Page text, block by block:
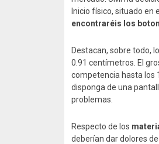
Inicio físico, situado en
encontraréis los
Destacan, sobre todo,
0.91 centímetros. El
competencia hasta los
disponga de una
problemas.
Respecto de los
deberían dar dolores